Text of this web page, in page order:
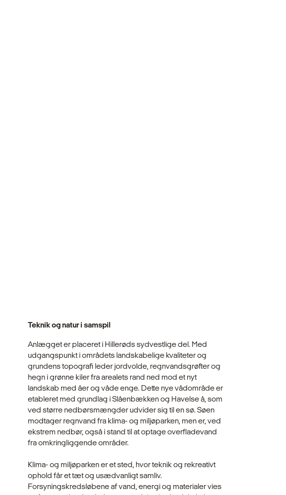
Teknik og natur i samspil
Anlægget er placeret i Hillerøds sydvestlige del. Med
udgangspunkt i områdets landskabelige kvaliteter og
grundens topografi leder jordvolde, regnvandsgrøfter og
hegn i grønne kiler fra arealets rand ned mod et nyt
landskab med åer og våde enge. Dette nye vådområde er
etableret med grundlag i Slåenbækken og Havelse å, som
ved større nedbørsmængder udvider sig til en sø. Søen
modtager regnvand fra klima- og miljøparken, men er, ved
ekstrem nedbør, også i stand til at optage overfladevand
fra omkringliggende områder.
Klima- og miljøparken er et sted, hvor teknik og rekreativt
ophold får et tæt og usædvanligt samliv.
Forsyningskredsløbene af vand, energi og materialer vies